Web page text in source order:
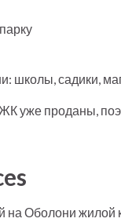
школы, садики,
уже проданы,
на Оболони